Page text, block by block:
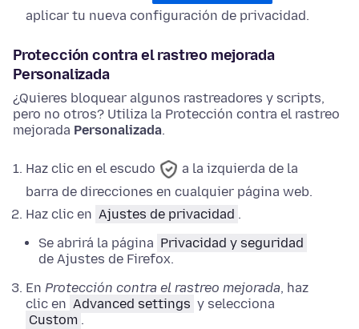
aplicar tu nueva configuración de privacidad.
Protección contra el rastreo mejorada
Personalizada
¿Quieres bloquear algunos rastreadores y scripts,
pero no otros? Utiliza la Protección contra el rastreo
mejorada Personalizada.
Haz clic en el escudo
a la izquierda de la
barra de direcciones en cualquier página web.
Haz clic en Ajustes de privacidad .
Se abrirá la página Privacidad y seguridad
de Ajustes de Firefox.
En Protección contra el rastreo mejorada, haz
clic en Advanced settings y selecciona
Custom .